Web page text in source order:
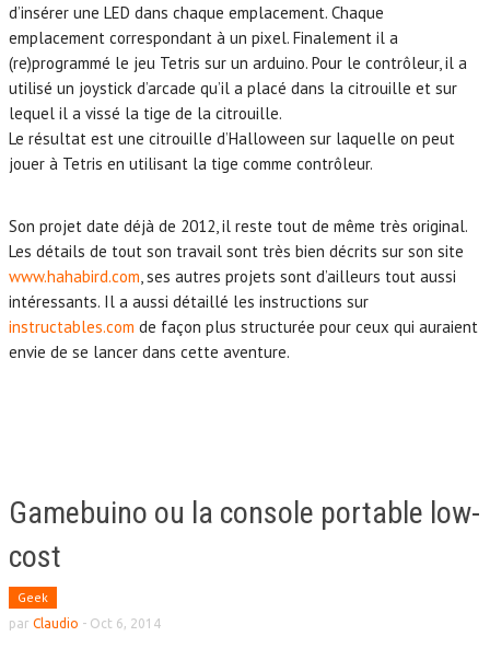
d’insérer une LED dans chaque emplacement. Chaque
emplacement correspondant à un pixel. Finalement il a
(re)programmé le jeu Tetris sur un arduino. Pour le contrôleur, il a
utilisé un joystick d’arcade qu’il a placé dans la citrouille et sur
lequel il a vissé la tige de la citrouille.
Le résultat est une citrouille d’Halloween sur laquelle on peut
jouer à Tetris en utilisant la tige comme contrôleur.
Son projet date déjà de 2012, il reste tout de même très original.
Les détails de tout son travail sont très bien décrits sur son site
www.hahabird.com , ses autres projets sont d’ailleurs tout aussi
intéressants. Il a aussi détaillé les instructions sur
instructables.com de façon plus structurée pour ceux qui auraient
envie de se lancer dans cette aventure.
Gamebuino ou la console portable low-
cost
Geek
par Claudio - Oct 6, 2014